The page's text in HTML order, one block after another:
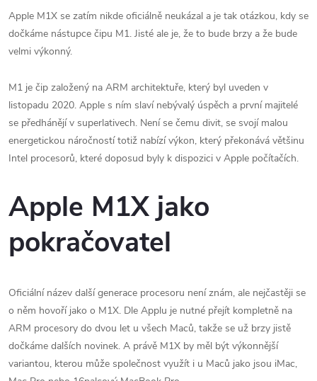
Apple M1X se zatím nikde oficiálně neukázal a je tak otázkou, kdy se
dočkáme nástupce čipu M1. Jisté ale je, že to bude brzy a že bude
velmi výkonný.
M1 je čip založený na ARM architektuře, který byl uveden v
listopadu 2020. Apple s ním slaví nebývalý úspěch a první majitelé
se předhánějí v superlativech. Není se čemu divit, se svojí malou
energetickou náročností totiž nabízí výkon, který překonává většinu
Intel procesorů, které doposud byly k dispozici v Apple počítačích.
Apple M1X jako
pokračovatel
Oficiální název další generace procesoru není znám, ale nejčastěji se
o něm hovoří jako o M1X. Dle Applu je nutné přejít kompletně na
ARM procesory do dvou let u všech Maců, takže se už brzy jistě
dočkáme dalších novinek. A právě M1X by měl být výkonnější
variantou, kterou může společnost využít i u Maců jako jsou iMac,